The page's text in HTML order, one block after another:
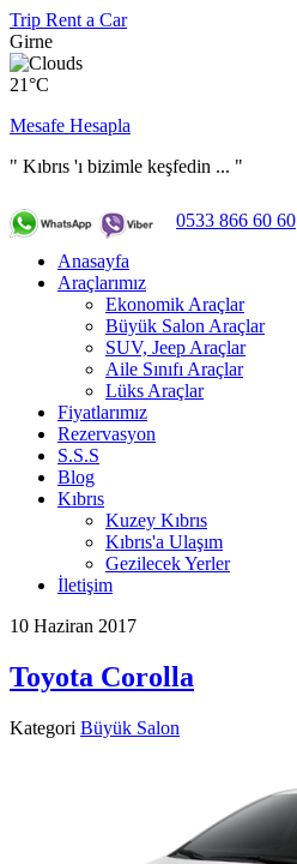
Trip Rent a Car
Girne
21°C
Mesafe Hesapla
" Kıbrıs 'ı bizimle keşfedin ... "
0533 866 60 60
Anasayfa
Araçlarımız
Ekonomik Araçlar
Büyük Salon Araçlar
SUV, Jeep Araçlar
Aile Sınıfı Araçlar
Lüks Araçlar
Fiyatlarımız
Rezervasyon
S.S.S
Blog
Kıbrıs
Kuzey Kıbrıs
Kıbrıs'a Ulaşım
Gezilecek Yerler
İletişim
10 Haziran 2017
Toyota Corolla
Kategori Büyük Salon